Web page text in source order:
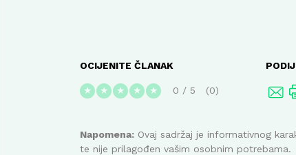
OCIJENITE ČLANAK
★ ★ ★ ★ ★ 0 / 5 0
Napomena: Ovaj sadržaj je informativnog
te nije prilagođen vašim osobnim potrebama.